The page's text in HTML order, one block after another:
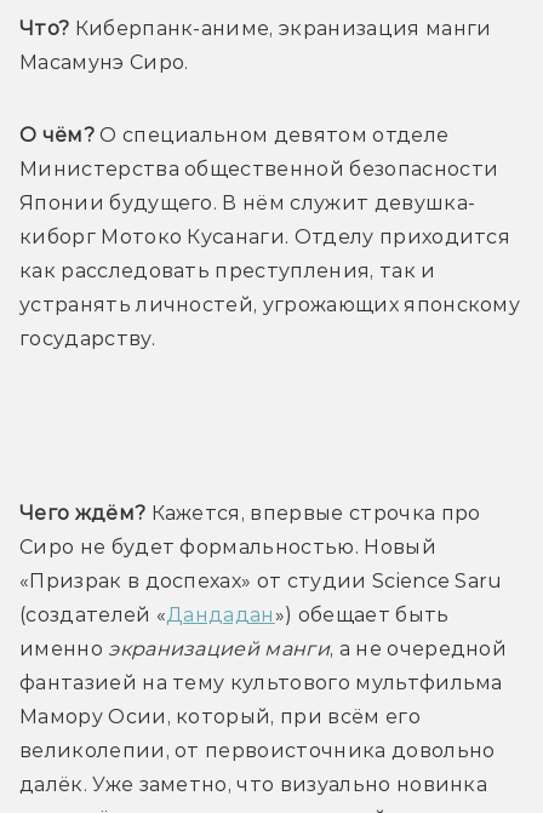
Что? Киберпанк-аниме, экранизация манги
Масамунэ Сиро.
О чём? О специальном девятом отделе
Министерства общественной безопасности
Японии будущего. В нём служит девушка-
киборг Мотоко Кусанаги. Отделу приходится
как расследовать преступления, так и
устранять личностей, угрожающих японскому
государству.
Чего ждём? Кажется, впервые строчка про
Сиро не будет формальностью. Новый
«Призрак в доспехах» от студии Science Saru
(создателей «Дандадан ») обещает быть
именно экранизацией манги, а не очередной
фантазией на тему культового мультфильма
Мамору Осии, который, при всём его
великолепии, от первоисточника довольно
далёк. Уже заметно, что визуально новинка